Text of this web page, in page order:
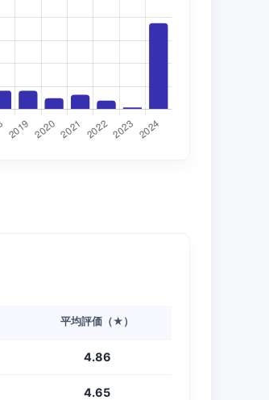
平均評価（★）
4.86
4.65